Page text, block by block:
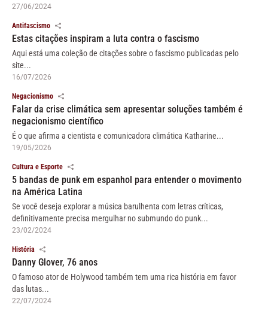
27/06/2024
Antifascismo
Estas citações inspiram a luta contra o fascismo
Aqui está uma coleção de citações sobre o fascismo publicadas pelo
site...
16/07/2026
Negacionismo
Falar da crise climática sem apresentar soluções também é
negacionismo científico
É o que afirma a cientista e comunicadora climática Katharine...
19/05/2026
Cultura e Esporte
5 bandas de punk em espanhol para entender o movimento
na América Latina
Se você deseja explorar a música barulhenta com letras críticas,
definitivamente precisa mergulhar no submundo do punk...
23/02/2024
História
Danny Glover, 76 anos
O famoso ator de Holywood também tem uma rica história em favor
das lutas...
22/07/2024